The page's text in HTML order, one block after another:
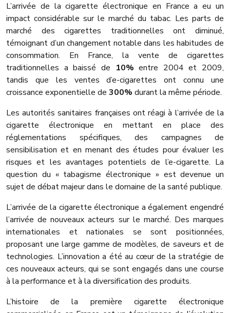
L’arrivée de la cigarette électronique en France a eu un
impact considérable sur le marché du tabac. Les parts de
marché des cigarettes traditionnelles ont diminué,
témoignant d’un changement notable dans les habitudes de
consommation. En France, la vente de cigarettes
traditionnelles a baissé de 10%entre 2004 et 2009,
tandis que les ventes d’e-cigarettes ont connu une
croissance exponentielle de 300% durant la même période.
Les autorités sanitaires françaises ont réagi à l’arrivée de la
cigarette électronique en mettant en place des
réglementations spécifiques, des campagnes de
sensibilisation et en menant des études pour évaluer les
risques et les avantages potentiels de l’e-cigarette. La
question du « tabagisme électronique » est devenue un
sujet de débat majeur dans le domaine de la santé publique.
L’arrivée de la cigarette électronique a également engendré
l’arrivée de nouveaux acteurs sur le marché. Des marques
internationales et nationales se sont positionnées,
proposant une large gamme de modèles, de saveurs et de
technologies. L’innovation a été au cœur de la stratégie de
ces nouveaux acteurs, qui se sont engagés dans une course
à la performance et à la diversification des produits.
L’histoire de la première cigarette électronique